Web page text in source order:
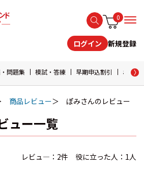
0
ログイン 新規登録
問題集 模試・答練 早期申込割引 おため
商品レビュー ぽみさんのレビュー
ュー一覧
レビュ―：2件 役に立った人：1人